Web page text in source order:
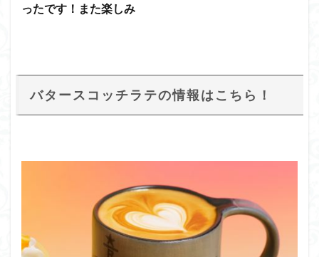
ったです！また楽しみ
バタースコッチラテの情報はこちら！